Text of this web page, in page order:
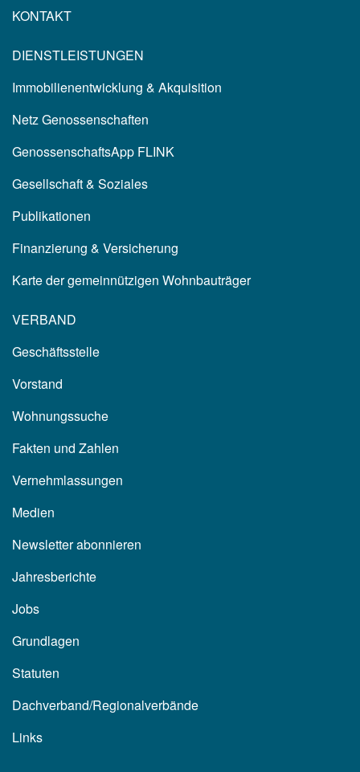
KONTAKT
DIENSTLEISTUNGEN
Immobilienentwicklung & Akquisition
Netz Genossenschaften
GenossenschaftsApp FLINK
Gesellschaft & Soziales
Publikationen
Finanzierung & Versicherung
Karte der gemeinnützigen Wohnbauträger
VERBAND
Geschäftsstelle
Vorstand
Wohnungssuche
Fakten und Zahlen
Vernehmlassungen
Medien
Newsletter abonnieren
Jahresberichte
Jobs
Grundlagen
Statuten
Dachverband/Regionalverbände
Links